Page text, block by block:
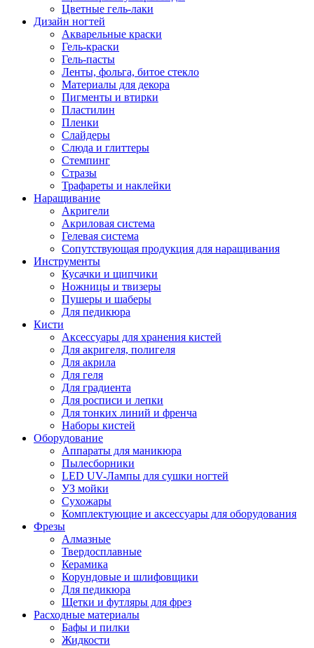
Цветные гель-лаки
Дизайн ногтей
Акварельные краски
Гель-краски
Гель-пасты
Ленты, фольга, битое стекло
Материалы для декора
Пигменты и втирки
Пластилин
Пленки
Слайдеры
Слюда и глиттеры
Стемпинг
Стразы
Трафареты и наклейки
Наращивание
Акригели
Акриловая система
Гелевая система
Сопутствующая продукция для наращивания
Инструменты
Кусачки и щипчики
Ножницы и твизеры
Пушеры и шаберы
Для педикюра
Кисти
Аксессуары для хранения кистей
Для акригеля, полигеля
Для акрила
Для геля
Для градиента
Для росписи и лепки
Для тонких линий и френча
Наборы кистей
Оборудование
Аппараты для маникюра
Пылесборники
LED UV-Лампы для сушки ногтей
УЗ мойки
Сухожары
Комплектующие и аксессуары для оборудования
Фрезы
Алмазные
Твердосплавные
Керамика
Корундовые и шлифовщики
Для педикюра
Щетки и футляры для фрез
Расходные материалы
Бафы и пилки
Жидкости